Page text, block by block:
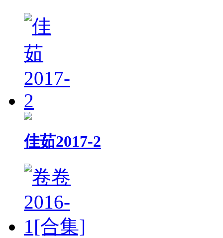
佳茹2017-2